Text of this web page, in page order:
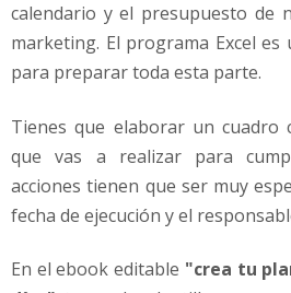
calendario y el presupuesto de
marketing. El programa Excel
para preparar toda esta parte.
Tienes que elaborar un cuadro
que vas a realizar para
acciones tienen que ser muy
fecha de ejecución y el
En el ebook editable "crea tu